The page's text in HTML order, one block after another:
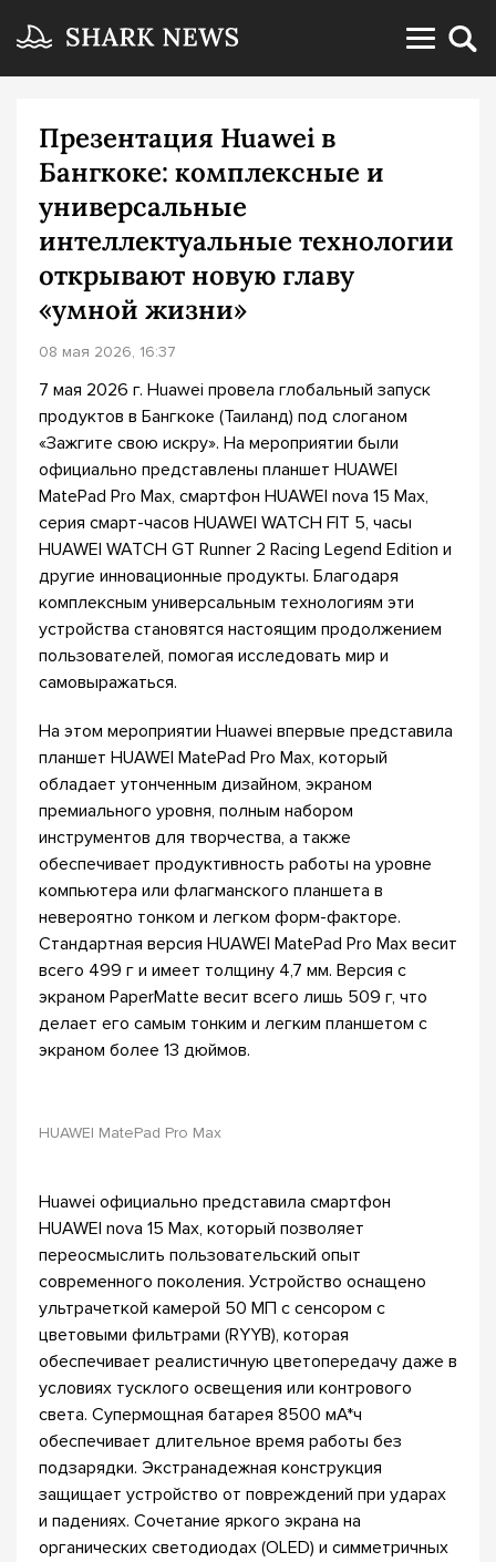
Презентация Huawei в
Бангкоке: комплексные и
универсальные
интеллектуальные технологии
открывают новую главу
«умной жизни»
08 мая 2026, 16:37
7 мая 2026 г. Huawei провела глобальный запуск
продуктов в Бангкоке (Таиланд) под слоганом
«Зажгите свою искру». На мероприятии были
официально представлены планшет HUAWEI
MatePad Pro Max, смартфон HUAWEI nova 15 Max,
серия смарт-часов HUAWEI WATCH FIT 5, часы
HUAWEI WATCH GT Runner 2 Racing Legend Edition и
другие инновационные продукты. Благодаря
комплексным универсальным технологиям эти
устройства становятся настоящим продолжением
пользователей, помогая исследовать мир и
самовыражаться.
На этом мероприятии Huawei впервые представила
планшет HUAWEI MatePad Pro Max, который
обладает утонченным дизайном, экраном
премиального уровня, полным набором
инструментов для творчества, а также
обеспечивает продуктивность работы на уровне
компьютера или флагманского планшета в
невероятно тонком и легком форм-факторе.
Стандартная версия HUAWEI MatePad Pro Max весит
всего 499 г и имеет толщину 4,7 мм. Версия с
экраном PaperMatte весит всего лишь 509 г, что
делает его самым тонким и легким планшетом с
экраном более 13 дюймов.
HUAWEI MatePad Pro Max
Huawei официально представила смартфон
HUAWEI nova 15 Max, который позволяет
переосмыслить пользовательский опыт
современного поколения. Устройство оснащено
ультрачеткой камерой 50 МП с сенсором с
цветовыми фильтрами (RYYB), которая
обеспечивает реалистичную цветопередачу даже в
условиях тусклого освещения или контрового
света. Супермощная батарея 8500 мА*ч
обеспечивает длительное время работы без
подзарядки. Экстранадежная конструкция
защищает устройство от повреждений при ударах
и падениях. Сочетание яркого экрана на
органических светодиодах (OLED) и симметричных